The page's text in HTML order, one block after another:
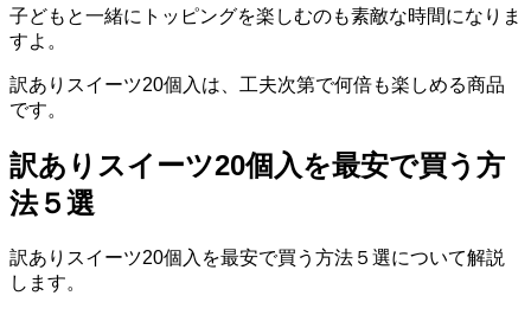
子どもと一緒にトッピングを楽しむのも素敵な時間になりま
すよ。
訳ありスイーツ20個入は、工夫次第で何倍も楽しめる商品
です。
訳ありスイーツ20個入を最安で買う方
法５選
訳ありスイーツ20個入を最安で買う方法５選について解説
します。